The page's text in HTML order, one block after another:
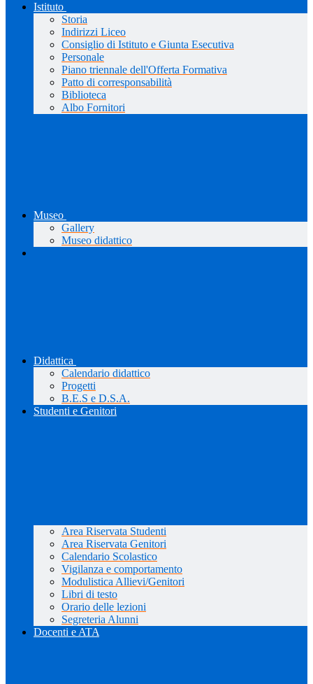
Istituto
Storia
Indirizzi Liceo
Consiglio di Istituto e Giunta Esecutiva
Personale
Piano triennale dell'Offerta Formativa
Patto di corresponsabilità
Biblioteca
Albo Fornitori
Museo
Gallery
Museo didattico
Didattica
Calendario didattico
Progetti
B.E.S e D.S.A.
Studenti e Genitori
Area Riservata Studenti
Area Riservata Genitori
Calendario Scolastico
Vigilanza e comportamento
Modulistica Allievi/Genitori
Libri di testo
Orario delle lezioni
Segreteria Alunni
Docenti e ATA